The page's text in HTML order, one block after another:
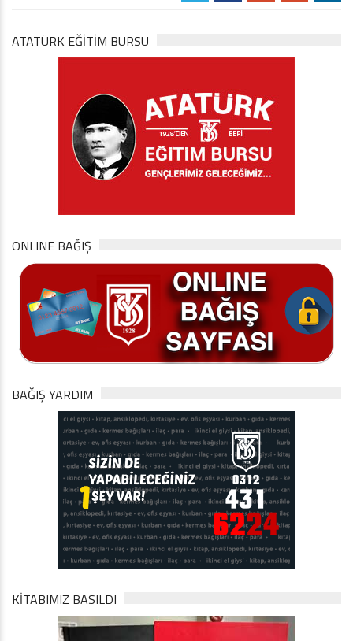
ATATÜRK EĞITIM BURSU
ONLINE BAĞIŞ
BAĞIŞ YARDIM
KİTABIMIZ BASILDI